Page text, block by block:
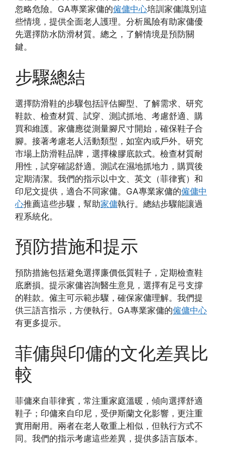
忽略危險。GA專業家傭的僱傭中心培訓家傭識別這
些情境，提供全面老人護理。分析風險有助家傭優
先選擇防水防滑材質。總之，了解情境是預防關
鍵。
步驟總結
選擇防滑鞋的步驟包括評估腳型、了解需求、研究
鞋款、檢查材質、試穿、測試抓地、考慮舒適、購
買和維護。家傭應從測量腳尺寸開始，確保鞋子合
腳。接著考慮老人活動類型，如室內或戶外。研究
市場上防滑鞋品牌，選擇橡膠底款式。檢查材質耐
用性，試穿確認舒適。測試在濕地抓地力，購買後
定期清潔。我們的指示以中文、英文（菲律賓）和
印尼文提供，適合不同家傭。GA專業家傭的僱傭中
心推薦這些步驟，幫助家傭執行。總結步驟能讓過
程系統化。
預防措施和提示
預防措施包括避免選擇廉價低質鞋子，定期檢查鞋
底磨損。提示家傭咨詢醫生意見，選擇有足弓支撐
的鞋款。僱主可示範步驟，確保家傭理解。我們提
供三語言指示，方便執行。GA專業家傭的僱傭中心
有更多提示。
菲傭與印傭的文化差異比
較
菲傭來自菲律賓，常注重家庭溫暖，傾向選擇舒適
鞋子；印傭來自印尼，受伊斯蘭文化影響，更注重
實用耐用。兩者在老人敬重上相似，但執行方式不
同。我們的指示考慮這些差異，提供多語言版本。